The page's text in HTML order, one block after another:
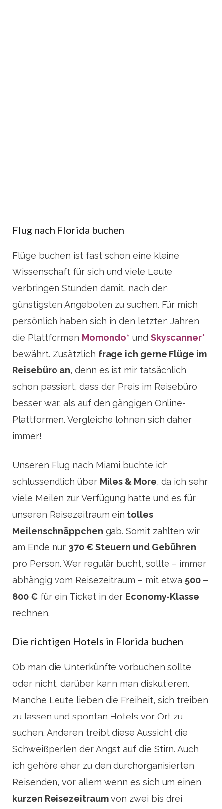
Flug nach Florida buchen
Flüge buchen ist fast schon eine kleine
Wissenschaft für sich und viele Leute
verbringen Stunden damit, nach den
günstigsten Angeboten zu suchen. Für mich
persönlich haben sich in den letzten Jahren
die Plattformen Momondo* und Skyscanner*
bewährt. Zusätzlich frage ich gerne Flüge im
Reisebüro an, denn es ist mir tatsächlich
schon passiert, dass der Preis im Reisebüro
besser war, als auf den gängigen Online-
Plattformen. Vergleiche lohnen sich daher
immer!
Unseren Flug nach Miami buchte ich
schlussendlich über Miles & More, da ich sehr
viele Meilen zur Verfügung hatte und es für
unseren Reisezeitraum ein tolles
Meilenschnäppchen gab. Somit zahlten wir
am Ende nur 370 € Steuern und Gebühren
pro Person. Wer regulär bucht, sollte – immer
abhängig vom Reisezeitraum – mit etwa 500 –
800 € für ein Ticket in der Economy-Klasse
rechnen.
Die richtigen Hotels in Florida buchen
Ob man die Unterkünfte vorbuchen sollte
oder nicht, darüber kann man diskutieren.
Manche Leute lieben die Freiheit, sich treiben
zu lassen und spontan Hotels vor Ort zu
suchen. Anderen treibt diese Aussicht die
Schweißperlen der Angst auf die Stirn. Auch
ich gehöre eher zu den durchorganisierten
Reisenden, vor allem wenn es sich um einen
kurzen Reisezeitraum von zwei bis drei